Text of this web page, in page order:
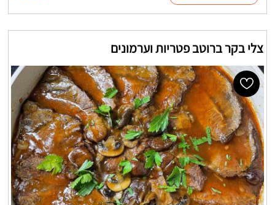
צלי בקר ברוטב פטריות וערמונים